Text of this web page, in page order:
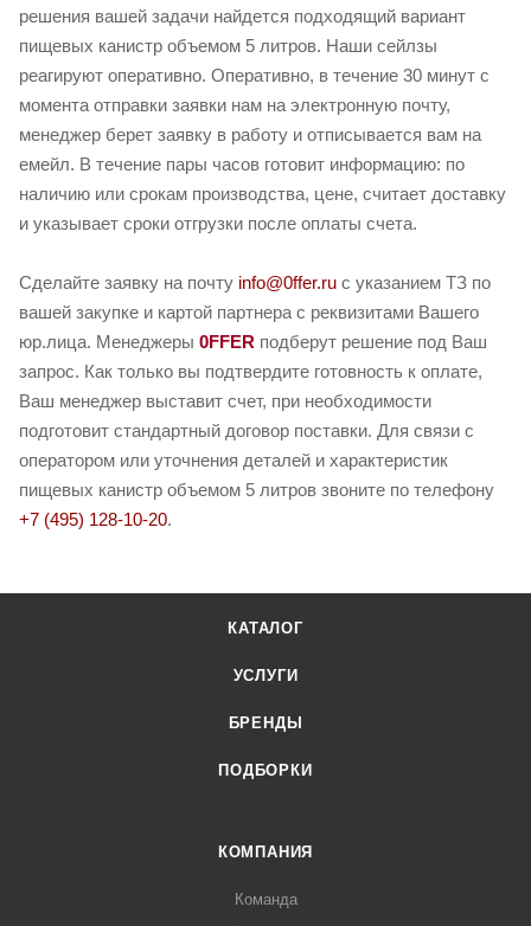
решения вашей задачи найдется подходящий вариант
пищевых канистр объемом 5 литров. Наши сейлзы
реагируют оперативно. Оперативно, в течение 30 минут с
момента отправки заявки нам на электронную почту,
менеджер берет заявку в работу и отписывается вам на
емейл. В течение пары часов готовит информацию: по
наличию или срокам производства, цене, считает доставку
и указывает сроки отгрузки после оплаты счета.
Сделайте заявку на почту info@0ffer.ru с указанием ТЗ по
вашей закупке и картой партнера с реквизитами Вашего
юр.лица. Менеджеры 0FFER подберут решение под Ваш
запрос. Как только вы подтвердите готовность к оплате,
Ваш менеджер выставит счет, при необходимости
подготовит стандартный договор поставки. Для связи с
оператором или уточнения деталей и характеристик
пищевых канистр объемом 5 литров звоните по телефону
+7 (495) 128-10-20.
КАТАЛОГ
УСЛУГИ
БРЕНДЫ
ПОДБОРКИ
КОМПАНИЯ
Команда